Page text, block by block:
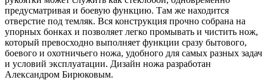
предусматривая и боевую функцию. Там же находится
отверстие под темляк. Вся конструкция прочно собрана на
упорных бонках и позволяет легко промывать и чистить нож,
который превосходно выполняет функции сразу бытового,
боевого и охотничьего ножа, удобного для самых разных задач
и условий эксплуатации. Дизайн ножа разработан
Александром Бирюковым.